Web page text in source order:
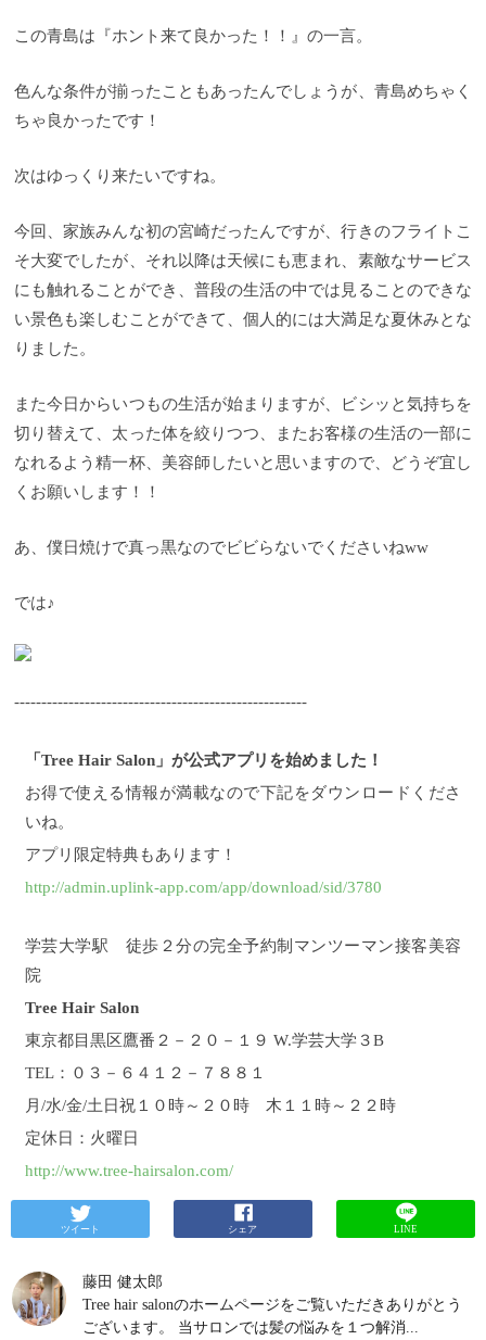
この青島は『ホント来て良かった！！』の一言。
色んな条件が揃ったこともあったんでしょうが、青島めちゃく
ちゃ良かったです！
次はゆっくり来たいですね。
今回、家族みんな初の宮崎だったんですが、行きのフライトこ
そ大変でしたが、それ以降は天候にも恵まれ、素敵なサービス
にも触れることができ、普段の生活の中では見ることのできな
い景色も楽しむことができて、個人的には大満足な夏休みとな
りました。
また今日からいつもの生活が始まりますが、ビシッと気持ちを
切り替えて、太った体を絞りつつ、またお客様の生活の一部に
なれるよう精一杯、美容師したいと思いますので、どうぞ宜し
くお願いします！！
あ、僕日焼けで真っ黒なのでビビらないでくださいねww
では♪
------------------------------------------------------
「Tree Hair Salon」が公式アプリを始めました！
お得で使える情報が満載なので下記をダウンロードくださ
いね。
アプリ限定特典もあります！
http://admin.uplink-app.com/app/download/sid/3780
学芸大学駅 徒歩２分の完全予約制マンツーマン接客美容
院
Tree Hair Salon
東京都目黒区鷹番２－２０－１９ W.学芸大学３B
TEL：０３－６４１２－７８８１
月/水/金/土日祝１０時～２０時 木１１時～２２時
定休日：火曜日
http://www.tree-hairsalon.com/
ツイート シェア LINE
藤田 健太郎
Tree hair salonのホームページをご覧いただきありがとう
ございます。 当サロンでは髪の悩みを１つ解消...